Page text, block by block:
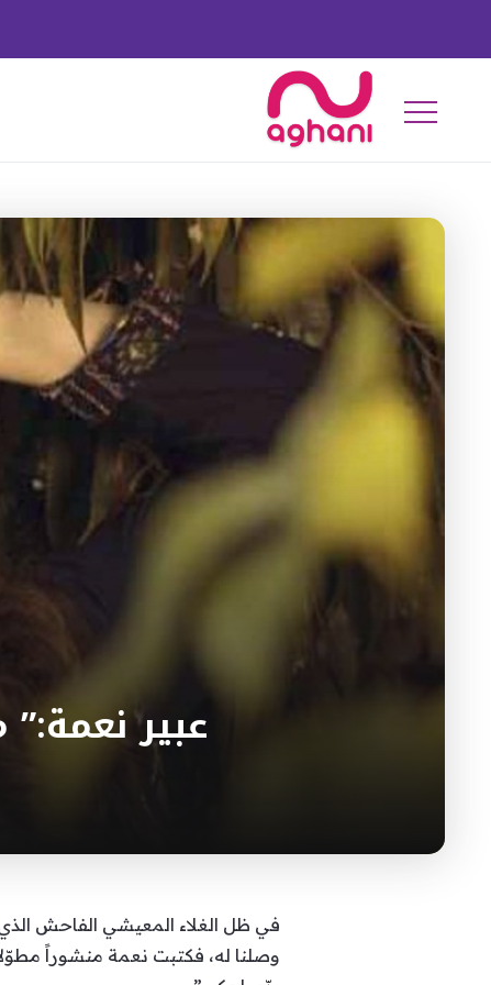
عبير
في ظل الغلاء المعيشي الفاحش الذي
وصلنا له، فكتبت نعمة منشوراً